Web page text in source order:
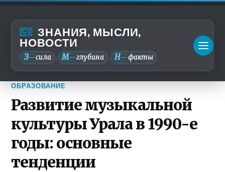
ЗНАНИЯ, МЫСЛИ,
НОВОСТИ
З—сила . М—глубина . Н—факты
ОБРАЗОВАНИЕ
Развитие музыкальной
культуры Урала в 1990-е
годы: основные
тенденции